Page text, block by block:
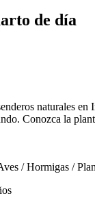
de día
naturales
Conozca la
/ Hormigas /